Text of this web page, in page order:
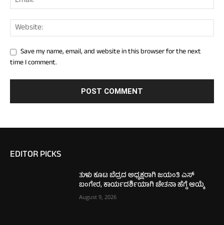
Save my name, email, and website in this browser for the next
time I comment.
EDITOR PICKS
ತುಳು ಕೂಟ ಬೆದ್ರದ ಅಧ್ಯಕ್ಷರಾಗಿ ಜಯಂತಿ ಎಸ್
ಬಂಗೇರ, ಕಾರ್ಯದರ್ಶಿಯಾಗಿ ಚೇತನಾ ಹೆಗ್ಡೆ ಆಯ್ಕೆ
August 9, 2026